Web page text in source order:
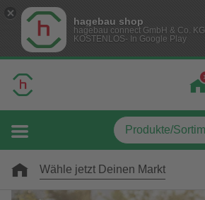
hagebau shop
hagebau connect GmbH & Co. KG
KOSTENLOS- In Google Play
Wähle jetzt Deinen Markt